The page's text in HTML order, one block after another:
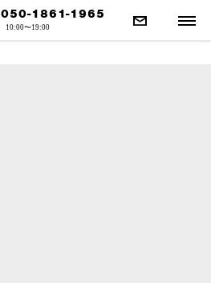
050-1861-1965
10:00〜19:00